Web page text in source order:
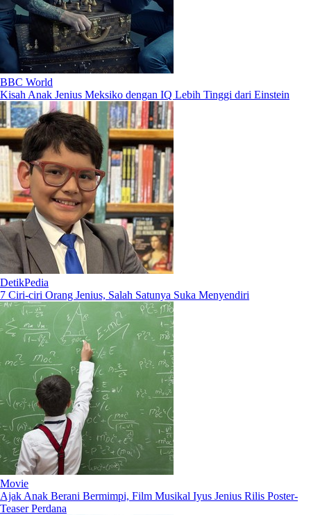
BBC World
Kisah Anak Jenius Meksiko dengan IQ Lebih Tinggi dari Einstein
DetikPedia
7 Ciri-ciri Orang Jenius, Salah Satunya Suka Menyendiri
Movie
Ajak Anak Berani Bermimpi, Film Musikal Iyus Jenius Rilis Poster-
Teaser Perdana